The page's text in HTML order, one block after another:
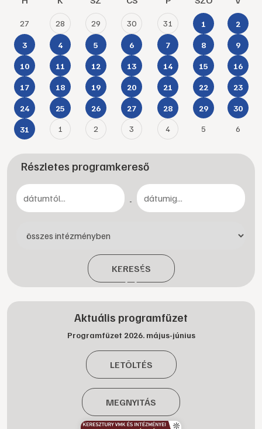
27 28 29 30 31 1 2
3 4 5 6 7 8 9
10 11 12 13 14 15 16
17 18 19 20 21 22 23
24 25 26 27 28 29 30
31 1 2 3 4 5 6
Részletes programkereső
-
KERESÉS
Aktuális programfüzet
Programfüzet 2026. május-június
LETÖLTÉS
MEGNYITÁS